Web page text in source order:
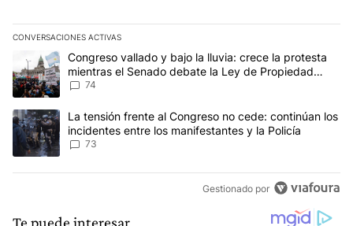
CONVERSACIONES ACTIVAS
Este listado muestra los artículos con más comentarios en los
Un artículo de tendencia con el título "Congreso vallado y bajo
Congreso vallado y bajo la lluvia: crece la protesta
mientras el Senado debate la Ley de Propiedad
Privada
74
Un artículo de tendencia con el título "La tensión frente al
La tensión frente al Congreso no cede: continúan los
incidentes entre los manifestantes y la Policía
73
Gestionado por